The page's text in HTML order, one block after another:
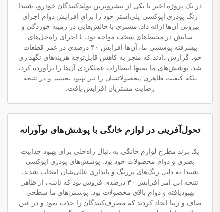
در یک پروژه اخیر با یکی از پیشروترین تولیدکنندگان خودرو، شیندا
رنگ پودری اپوکسی-پلی‌استر خود را برای افزایش دوام اجزای
بیرونی آن‌ها ارائه داد. مشتری با چالش‌هایی در زمینه خوردگی و
سایش در محیط‌های سخت مواجه بود. با اجرای راه‌حل‌های
پیشرفته پوششی ما، آن‌ها افزایش ۴۰ درصدی در عمر قطعات
خود گزارش دادند که منجر به کاهش قابل‌توجه هزینه‌های نگهداری
شد. پوشش‌های ما نه‌تنها انتظارات عملکردی آن‌ها را برآورده کرد،
بلکه کیفیت ظاهری محصولاتشان را نیز بهبود بخشید و در نتیجه
رضایت مشتریان افزایش یافت.
تحول‌آفرینی در لوازم خانگی با پوشش‌های نوآورانه
یک برند مطرح لوازم خانگی به دنبال راه‌حلی برای بهبود جذابیت
بصری و دوام محصولات خود بود. پوشش‌های پودری اپوکسی
شیندا به دلیل رنگ‌های پررنگ و پایداری عالی‌شان انتخاب شدند.
نتیجه این امر افزایش ۳۰ درصدی فروش بود که ناشی از ظاهر
بهبودیافته و دوام بالای محصولات بود. پوشش‌های ما سطحی
صاف و زیبا ایجاد کردند که مصرف‌کنندگان را جذب نمود و در عین